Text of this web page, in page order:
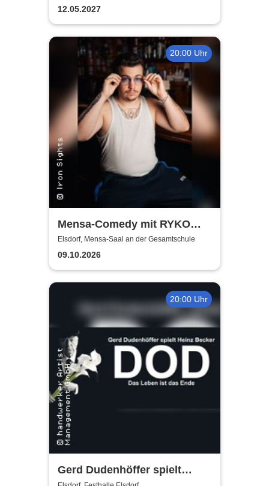
12.05.2027
20:00 Uhr
Mensa-Comedy mit RYKO
und Vincent Tophoven
Elsdorf, Mensa-Saal an der Gesamtschule
09.10.2026
20:00 Uhr
Gerd Dudenhöffer spielt